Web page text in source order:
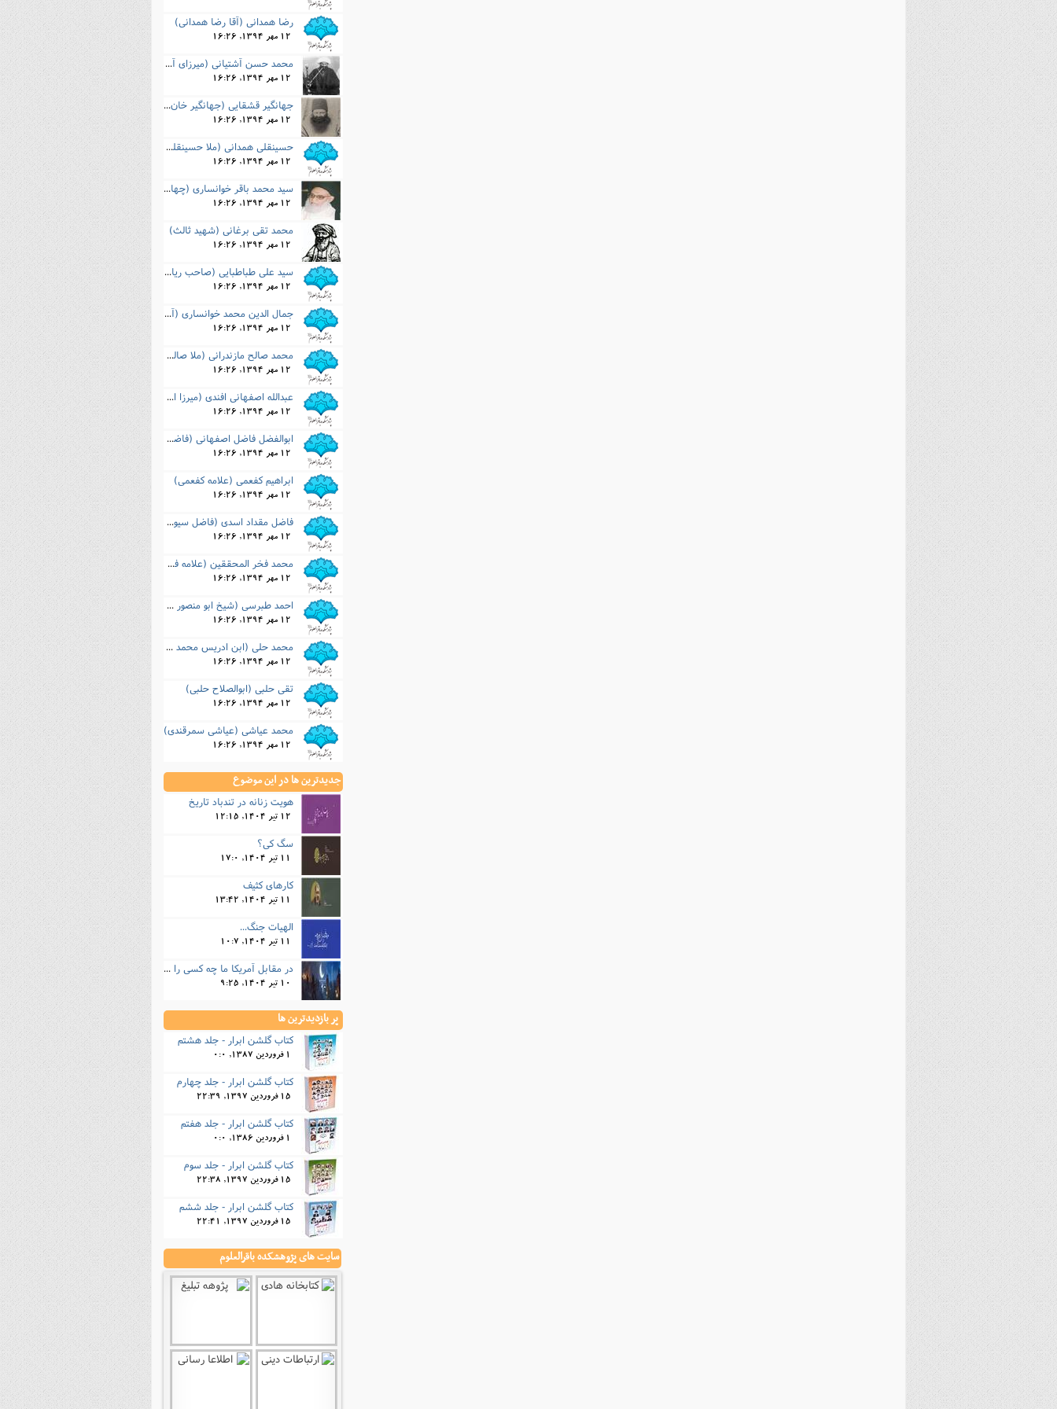
رضا همدانی (آقا رضا همدانی)
12 مهر 1394, 16:26
محمد حسن آشتیانی (میرزای آشتیانی)
12 مهر 1394, 16:26
جهانگیر قشقایی (جهانگیر خان قشقایی)
12 مهر 1394, 16:26
حسینقلی همدانی (ملا حسینقلی همدانی)
12 مهر 1394, 16:26
سید محمد باقر خوانساری (چهار سوقی، صاحب روضات الجنات)
12 مهر 1394, 16:26
محمد تقی برغانی (شهید ثالث)
12 مهر 1394, 16:26
سید علی طباطبایی (صاحب ریاض)
12 مهر 1394, 16:26
جمال الدین محمد خوانساری (آقا جمال خوانساری)
12 مهر 1394, 16:26
محمد صالح مازندرانی (ملا صالح مازندرانی)
12 مهر 1394, 16:26
عبدالله اصفهانی افندی (میرزا افندی اصفهانی)
12 مهر 1394, 16:26
ابوالفضل فاضل اصفهانی (فاضل هندی)
12 مهر 1394, 16:26
ابراهیم کفعمی (علامه کفعمی)
12 مهر 1394, 16:26
فاضل مقداد اسدی (فاضل سیوری)
12 مهر 1394, 16:26
محمد فخر المحققین (علامه فخر المحققین)
12 مهر 1394, 16:26
احمد طبرسی (شیخ ابو منصور طبرسی)
12 مهر 1394, 16:26
محمد حلی (ابن ادریس محمد حلی)
12 مهر 1394, 16:26
تقی حلبی (ابوالصلاح حلبی)
12 مهر 1394, 16:26
محمد عیاشی (عیاشی سمرقندی)
12 مهر 1394, 16:26
جدیدترین ها در این موضوع
هویت زنانه در تندباد تاریخ
12 تیر 1404, 12:15
سگ کی؟
11 تیر 1404, 17:0
کارهای کثیف
11 تیر 1404, 13:42
الهیات جنگ...
11 تیر 1404, 10:7
در مقابل آمریکا ما چه کسی را داریم؟!...
10 تیر 1404, 9:25
پر بازدیدترین ها
کتاب گلشن ابرار - جلد هشتم
1 فروردین 1387, 0:0
کتاب گلشن ابرار - جلد چهارم
15 فروردین 1397, 22:39
کتاب گلشن ابرار - جلد هفتم
1 فروردین 1386, 0:0
کتاب گلشن ابرار - جلد سوم
15 فروردین 1397, 22:38
کتاب گلشن ابرار - جلد ششم
15 فروردین 1397, 22:41
سایت های پژوهشکده باقرالعلوم